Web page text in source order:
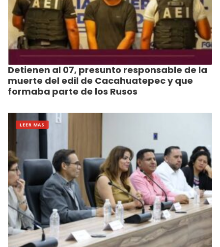
Detienen al 07, presunto responsable de la
muerte del edil de Cacahuatepec y que
formaba parte de los Rusos
LEER MAS